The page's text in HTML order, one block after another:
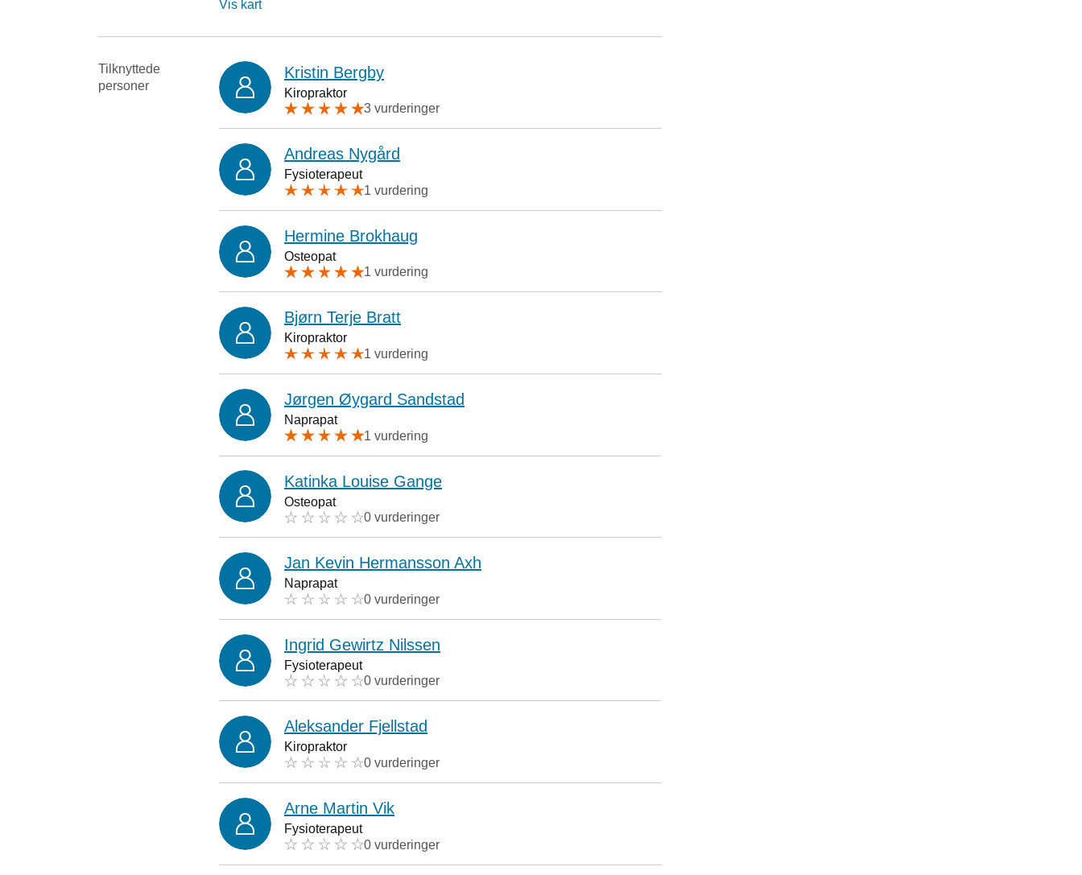
Vis kart
Tilknyttede
personer
Kristin Bergby
Kiropraktor
3 vurderinger
Andreas Nygård
Fysioterapeut
1 vurdering
Hermine Brokhaug
Osteopat
1 vurdering
Bjørn Terje Bratt
Kiropraktor
1 vurdering
Jørgen Øygard Sandstad
Naprapat
1 vurdering
Katinka Louise Gange
Osteopat
0 vurderinger
Jan Kevin Hermansson Axh
Naprapat
0 vurderinger
Ingrid Gewirtz Nilssen
Fysioterapeut
0 vurderinger
Aleksander Fjellstad
Kiropraktor
0 vurderinger
Arne Martin Vik
Fysioterapeut
0 vurderinger